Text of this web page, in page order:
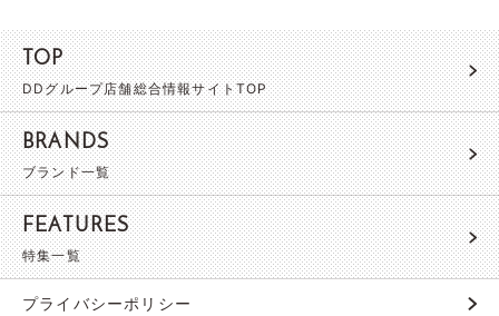
TOP
DDグループ店舗総合情報サイトTOP
BRANDS
ブランド一覧
FEATURES
特集一覧
プライバシーポリシー